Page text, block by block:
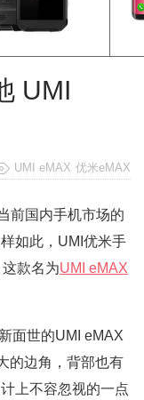
UMI
UMI eMAX 优米eMAX
前国内手机市场的
如此，UMI优米手
款名为UMI eMAX
面世的UMI eMAX
的边角，背部也有
上不容忽视的一点